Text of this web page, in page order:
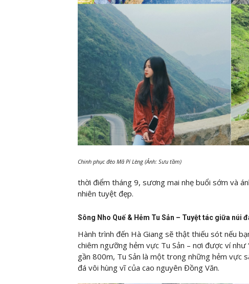
Chinh phục đèo Mã Pí Lèng (Ảnh: Sưu tầm)
thời điểm tháng 9, sương mai nhẹ buổi sớm và
nhiên tuyệt đẹp.
Sông Nho Quế & Hẻm Tu Sản – Tuyệt tác giữa núi
Hành trình đến Hà Giang sẽ thật thiếu sót nếu
chiêm ngưỡng hẻm vực Tu Sản – nơi được ví như
gần 800m, Tu Sản là một trong những hẻm vực
đá vôi hùng vĩ của cao nguyên Đồng Văn.